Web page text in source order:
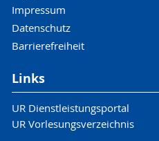
Impressum
Datenschutz
Barrierefreiheit
Links
UR Dienstleistungsportal
UR Vorlesungsverzeichnis